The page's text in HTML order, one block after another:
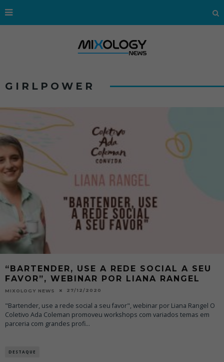
GIRLPOWER
“BARTENDER, USE A REDE SOCIAL A SEU
FAVOR”, WEBINAR POR LIANA RANGEL
MIXOLOGY NEWS 27/12/2020
"Bartender, use a rede social a seu favor", webinar por Liana Rangel O
Coletivo Ada Coleman promoveu workshops com variados temas em
parceria com grandes profi...
DESTAQUE